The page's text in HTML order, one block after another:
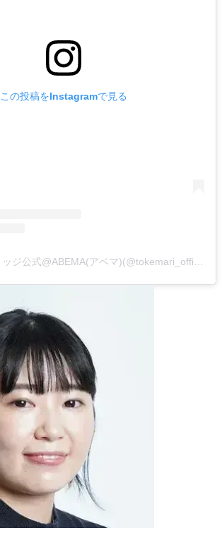
この投稿をInstagramで見る
時計じかけのマリッジ公式@ABEMA(アベマ)(@tokemari_official)がシェアした投稿